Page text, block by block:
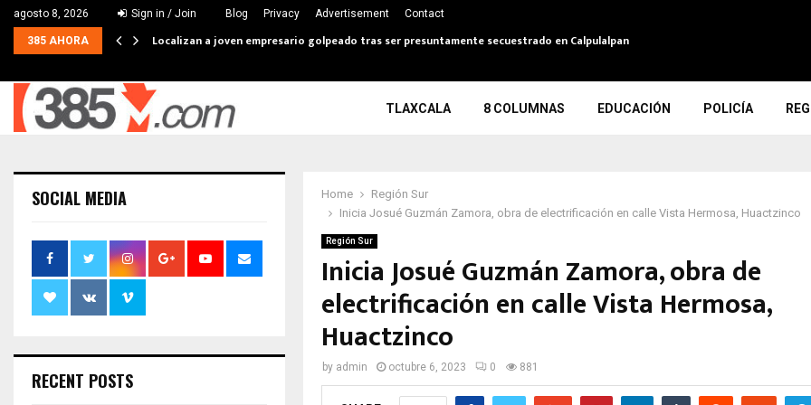
agosto 8, 2026 Sign in / Join Blog Privacy Advertisement Contact
385 AHORA Localizan a joven empresario golpeado tras ser presuntamente secuestrado en Calpulalpan
TLAXCALA 8 COLUMNAS EDUCACIÓN POLICÍA
Home
Región Sur
Inicia Josué Guzmán Zamora, obra de electrificación en calle Vista Hermosa, Huactzinco
Región Sur
Inicia Josué Guzmán Zamora, obra de
electrificación en calle Vista Hermosa,
Huactzinco
by admin octubre 6, 2023 0 881
SOCIAL MEDIA
RECENT POSTS